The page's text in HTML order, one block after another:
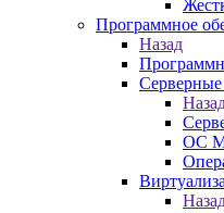
Программное
Назад
ОС